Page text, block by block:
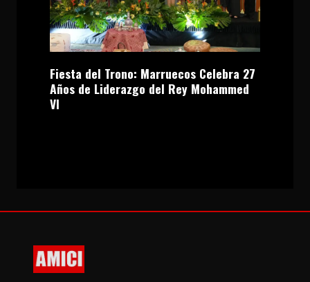
Fiesta del Trono: Marruecos Celebra 27
Años de Liderazgo del Rey Mohammed
VI